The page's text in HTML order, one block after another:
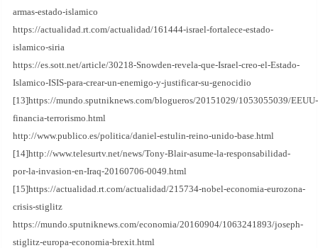
armas-estado-islamico
https://actualidad.rt.com/actualidad/161444-israel-fortalece-estado-
islamico-siria
https://es.sott.net/article/30218-Snowden-revela-que-Israel-creo-el-Estado-
Islamico-ISIS-para-crear-un-enemigo-y-justificar-su-genocidio
[13]https://mundo.sputniknews.com/blogueros/20151029/1053055039/EEUU-
financia-terrorismo.html
http://www.publico.es/politica/daniel-estulin-reino-unido-base.html
[14]http://www.telesurtv.net/news/Tony-Blair-asume-la-responsabilidad-
por-la-invasion-en-Iraq-20160706-0049.html
[15]https://actualidad.rt.com/actualidad/215734-nobel-economia-eurozona-
crisis-stiglitz
https://mundo.sputniknews.com/economia/20160904/1063241893/joseph-
stiglitz-europa-economia-brexit.html